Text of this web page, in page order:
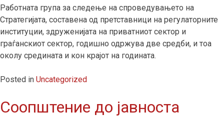
Работната група за следење на спроведувањето на
Стратегијата, составена од претставници на регулаторните
институции, здруженијата на приватниот сектор и
граѓанскиот сектор, годишно одржува две средби, и тоа
околу средината и кон крајот на годината.
Posted in Uncategorized
Соопштение до јавноста